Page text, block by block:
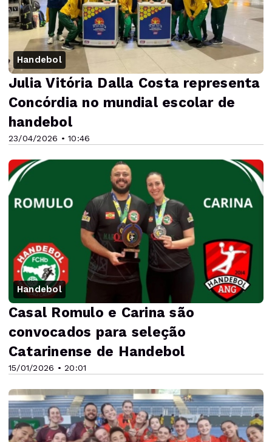
Handebol
23/04/2026 • 10:46
Julia Vitória Dalla Costa representa
Concórdia no mundial escolar de
handebol
Handebol
15/01/2026 • 20:01
Casal Romulo e Carina são
convocados para seleção
Catarinense de Handebol